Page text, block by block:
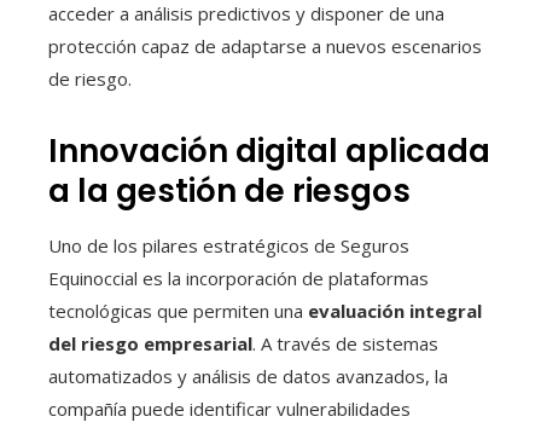
acceder a análisis predictivos y disponer de una
protección capaz de adaptarse a nuevos escenarios
de riesgo.
Innovación digital aplicada
a la gestión de riesgos
Uno de los pilares estratégicos de Seguros
Equinoccial es la incorporación de plataformas
tecnológicas que permiten una evaluación integral
del riesgo empresarial. A través de sistemas
automatizados y análisis de datos avanzados, la
compañía puede identificar vulnerabilidades